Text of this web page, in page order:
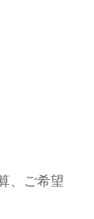
、ご希望